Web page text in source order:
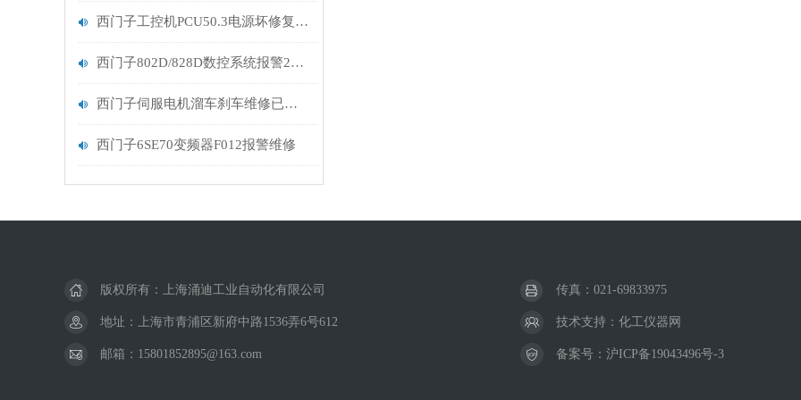
西门子工控机PCU50.3电源坏修复排查
西门子802D/828D数控系统报警232120编码器坏维修分析
西门子伺服电机溜车刹车维修已解决
西门子6SE70变频器F012报警维修
版权所有：上海涌迪工业自动化有限公司 传真：021-69833975
地址：上海市青浦区新府中路1536弄6号612 技术支持： 化工仪器网
邮箱：15801852895@163.com 备案号： 沪ICP备19043496号-3